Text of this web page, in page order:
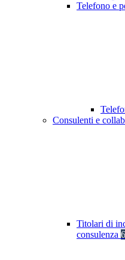
Telefono e
Consulenti e
Titolari di
consulenza 6